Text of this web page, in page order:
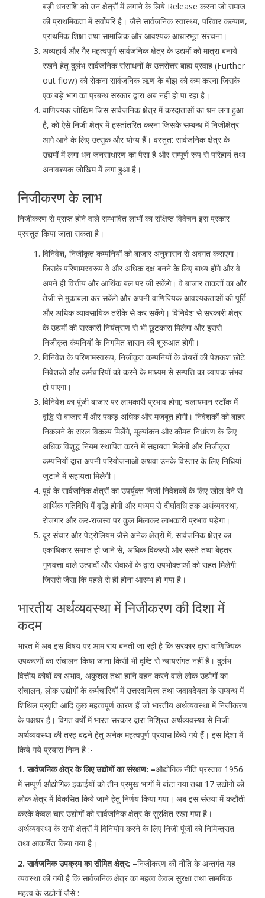
बड़ी धनराशि को उन क्षेत्रों में लगाने के लिये Release करना जो समाज
की प्राथमिकता में सर्वोपरि है। जैसे सार्वजनिक स्वास्थ्य, परिवार कल्याण,
प्राथमिक शिक्षा तथा सामाजिक और आवश्यक आधारभूत संरचना।
अव्यहार्य और गैर महत्वपूर्ण सार्वजनिक क्षेत्र के उद्यमों को मात्रा बनाये
रखने हेतु दुर्लभ सार्वजनिक संसाधनों के उत्तरोत्तर बाह्य प्रवाह (Further
out flow) को रोकना सार्वजनिक ऋण के बोझ को कम करना जिसके
एक बड़े भाग का प्रबन्ध सरकार द्वारा अब नहीं हो पा रहा है।
वाणिज्यक जोखिम जिस सार्वजनिक क्षेत्र में करदाताओं का धन लगा हुआ
है, को ऐसे निजी क्षेत्र में हस्तांतरित करना जिसके सम्बन्ध में निजीक्षेत्र
आगे आने के लिए उत्सुक और योग्य हैं। वस्तुत: सार्वजनिक क्षेत्र के
उद्यमों में लगा धन जनसाधारण का पैसा है और सम्पूर्ण रूप से परिहार्य तथा
अनावश्यक जोखिम में लगा हुआ है।
निजीकरण के लाभ
निजीकरण से प्राप्त होने वाले सम्भावित लाभों का संक्षिप्त विवेचन इस प्रकार
प्रस्तुत किया जाता सकता है।
विनिवेश, निजीकृत कम्पनियों को बाजार अनुशासन से अवगत कराएगा।
जिसके परिणामस्वरूप वे और अधिक दक्ष बनने के लिए बाध्य होंगे और वे
अपने ही वित्तीय और आर्थिक बल पर जी सकेंगे। वे बाजार ताकतों का और
तेजी से मुकाबला कर सकेंगे और अपनी वाणिज्यिक आवश्यकताओं की पूर्ति
और अधिक व्यावसायिक तरीके से कर सकेंगे। विनिवेश से सरकारी क्षेत्र
के उद्यमों की सरकारी नियंत्राण से भी छुटकारा मिलेगा और इससे
निजीकृत कंपनियों के निगमित शासन की शुरूआत होगी।
विनिवेश के परिणामस्वरूप, निजीकृत कम्पनियों के शेयरों की पेशकश छोटे
निवेशकों और कर्मचारियों को करने के माध्यम से सम्पत्ति का व्यापक संभव
हो पाएगा।
विनिवेश का पूंजी बाजार पर लाभकारी प्रभाव होगा; चलायमान स्टॉक में
वृद्धि से बाजार में और पकड़ अधिक और मजबूत होगी। निवेशकों को बाहर
निकलने के सरल विकल्प मिलेंगे, मूल्यांकन और कीमत निर्धारण के लिए
अधिक विशुद्ध नियम स्थापित करने में सहायता मिलेगी और निजीकृत
कम्पनियों द्वारा अपनी परियोजनाओं अथवा उनके विस्तार के लिए निधियां
जुटाने में सहायता मिलेगी।
पूर्व के सार्वजनिक क्षेत्रों का उपर्युक्त निजी निवेशकों के लिए खोल देने से
आर्थिक गतिविधि में वृद्धि होगी और मध्यम से दीर्घावधि तक अर्थव्यवस्था,
रोजगार और कर-राजस्व पर कुल मिलाकर लाभकारी प्रभाव पडे़गा।
दूर संचार और पेट्रोलियम जैसे अनेक क्षेत्रों में, सार्वजनिक क्षेत्र का
एकाधिकार समाप्त हो जाने से, अधिक विकल्पों और सस्ते तथा बेहतर
गुणवत्ता वाले उत्पादों और सेवाओं के द्वारा उपभोक्ताओं को राहत मिलेगी
जिससे जैसा कि पहले से ही होना आरम्भ हो गया है।
भारतीय अर्थव्यवस्था में निजीकरण की दिशा में
कदम
भारत में अब इस विषय पर आम राय बनती जा रही है कि सरकार द्वारा वाणिज्यिक
उपकरणों का संचालन किया जाना किसी भी दृष्टि से न्यायसंगत नहीं है। दुर्लभ
वित्तीय कोषों का अभाव, अकुशल तथा हानि वहन करने वाले लोक उद्योगों का
संचालन, लोक उद्योगों के कर्मचारियों में उत्तरदायित्व तथा जवाबदेयता के सम्बन्ध में
शिथिल प्रवृति आदि कुछ महत्वपूर्ण कारण हैं जो भारतीय अर्थव्यवस्था में निजीकरण
के पक्षधर हैं। विगत वर्षों में भारत सरकार द्वारा मिश्रित अर्थव्यवस्था से निजी
अर्थव्यवस्था की तरह बढ़ने हेतु अनेक महत्वपूर्ण प्रयास किये गये हैं। इस दिशा में
किये गये प्रयास निम्न है :-
1. सार्वजनिक क्षेत्र के लिए उद्योगों का संरक्षण: –औद्योगिक नीति प्रस्ताव 1956
में सम्पूर्ण औद्योगिक इकाईयों को तीन प्रमुख भागों में बांटा गया तथा 17 उद्योगों को
लोक क्षेत्र में विकसित किये जाने हेतु निर्णय किया गया। अब इस संख्या में कटौती
करके केवल चार उद्योगों को सार्वजनिक क्षेत्र के सुरक्षित रखा गया है।
अर्थव्यवस्था के सभी क्षेत्रों में विनियोग करने के लिए निजी पूंजी को निमिन्त्रात
तथा आकर्षित किया गया है।
2. सार्वजनिक उपक्रम का सीमित क्षेत्र: –निजीकरण की नीति के अन्तर्गत यह
व्यवस्था की गयी है कि सार्वजनिक क्षेत्र का महत्व केवल सुरक्षा तथा सामयिक
महत्व के उद्योगों जैसे :-